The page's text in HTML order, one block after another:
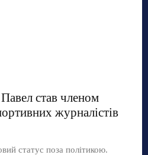
став членом
журналістів
статус поза політикою.